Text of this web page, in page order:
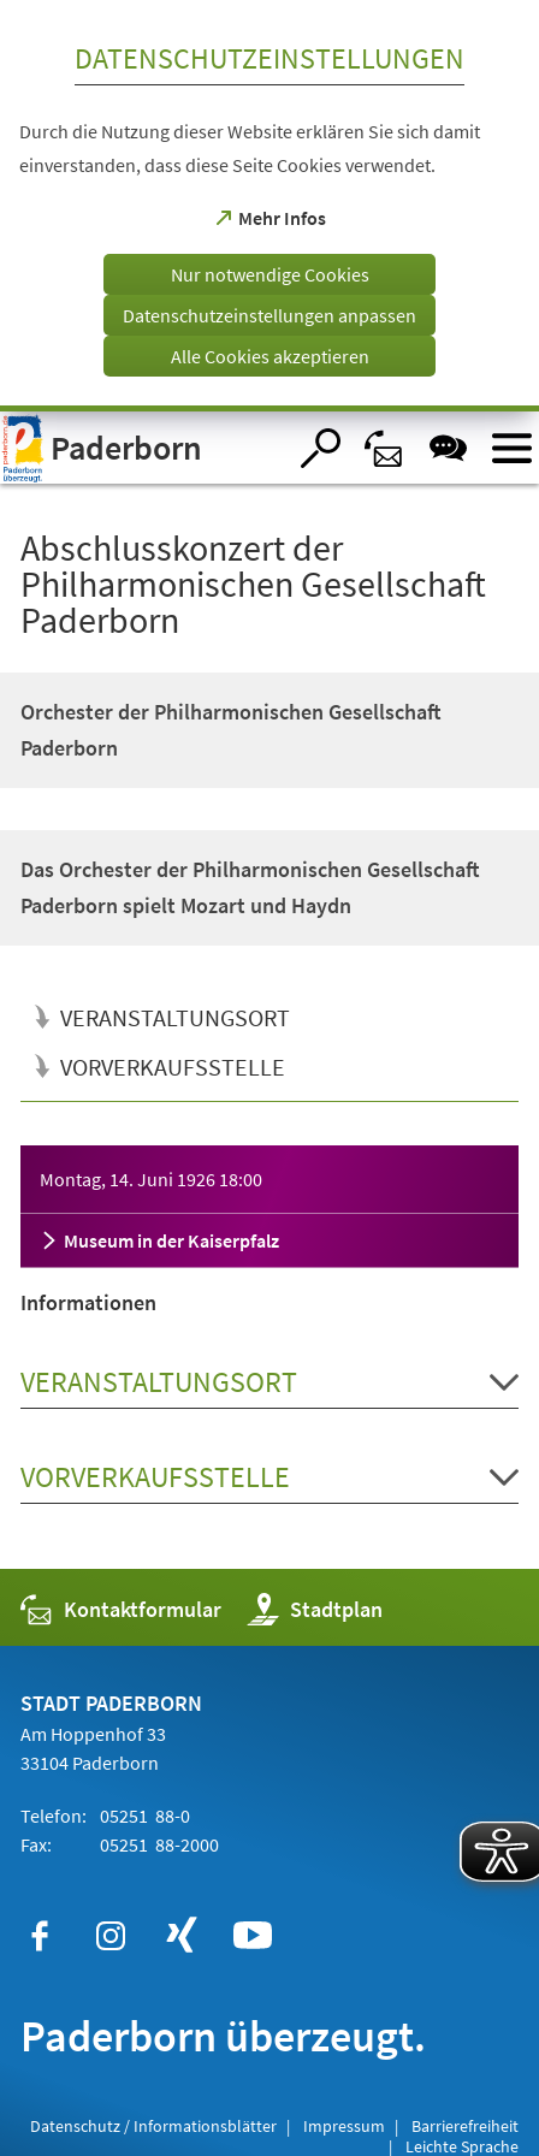
Visuelle
Assistenzsoftware
öffnen.
DATENSCHUTZEINSTELLUNGEN
Durch die Nutzung dieser Website erklären Sie sich damit
einverstanden, dass diese Seite Cookies verwendet.
Mehr Infos
(Öffnet
einem
Tab)
Nur notwendige Cookies
Datenschutzeinstellungen anpassen
Alle Cookies akzeptieren
Paderborn
Abschlusskonzert der
Philharmonischen Gesellschaft
Paderborn
Orchester der Philharmonischen Gesellschaft
Paderborn
Das Orchester der Philharmonischen Gesellschaft
Paderborn spielt Mozart und Haydn
VERANSTALTUNGSORT
VORVERKAUFSSTELLE
Montag, 14. Juni 1926 18:00
Museum in der Kaiserpfalz
Informationen
VERANSTALTUNGSORT
VORVERKAUFSSTELLE
Kontaktformular Stadtplan
(Öffnet
in
einem
STADT PADERBORN
Am Hoppenhof 33
33104 Paderborn
Telefon: 05251 88-0
Fax:
05251 88-2000
Paderborn überzeugt.
Datenschutz / Informationsblätter Impressum
Barrierefreiheit
Leichte Sprache